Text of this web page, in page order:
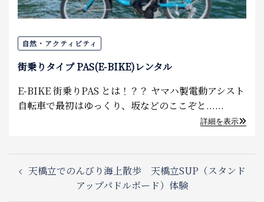
自然・アクティビティ
街乗りタイプ PAS(E-BIKE)レンタル
E-BIKE 街乗りPAS とは！？？ ヤマハ製電動アシスト
自転車で最初はゆっくり、坂などのここぞと......
詳細を表示
Post
navigation
天橋立でのんびり海上散歩 天橋立SUP（スタンド
アップパドルボード）体験